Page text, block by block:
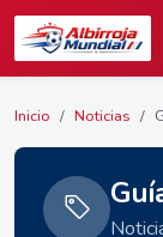
Inicio Noticias